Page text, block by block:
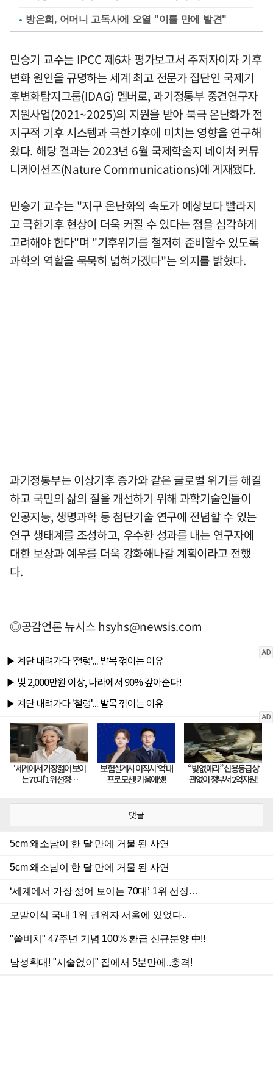
방은희, 어머니 고독사에 오열 "이틀 만에 발견"
민승기 교수는 IPCC 제6차 평가보고서 주저자이자 기후
변화 원인을 규명하는 세계 최고 전문가 집단인 국제기
후변화탐지그룹(IDAG) 멤버로, 과기정통부 중견연구자
지원사업(2021~2025)의 지원을 받아 북극 온난화가 전
지구적 기후 시스템과 극한기후에 미치는 영향을 연구해
왔다. 해당 결과는 2023년 6월 국제학술지 네이처 커뮤
니케이션즈(Nature Communications)에 게재됐다.
민승기 교수는 "지구 온난화의 속도가 예상보다 빨라지
고 극한기후 현상이 더욱 커질 수 있다는 점을 심각하게
고려해야 한다"며 "기후위기를 철저히 준비할수 있도록
과학의 역할을 묵묵히 넓혀가겠다"는 의지를 밝혔다.
과기정통부는 이상기후 증가와 같은 글로벌 위기를 해결
하고 국민의 삶의 질을 개선하기 위해 과학기술인들이
인공지능, 생명과학 등 첨단기술 연구에 전념할 수 있는
연구 생태계를 조성하고, 우수한 성과를 내는 연구자에
대한 보상과 예우를 더욱 강화해나갈 계획이라고 전했
다.
◎공감언론 뉴시스hsyhs@newsis.com
댓글